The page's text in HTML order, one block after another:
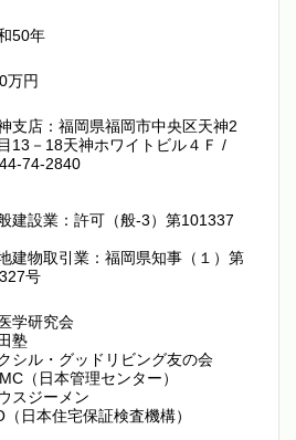
50年
万円
支店：福岡県福岡市中央区天神2
13－18天神ホワイトビル４Ｆ /
74-2840
建設業：許可（般-3）第101337
建物取引業：福岡県知事（１）第
号
学研究会
塾
シル・グッドリビング友の会
（日本管理センター）
スジーメン
（日本住宅保証検査機構）